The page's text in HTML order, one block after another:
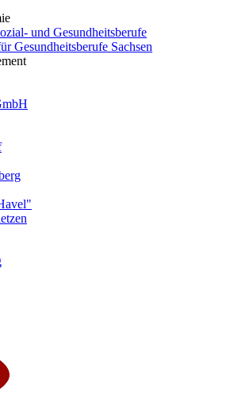
und Gesundheitsberufe
Gesundheitsberufe Sachsen